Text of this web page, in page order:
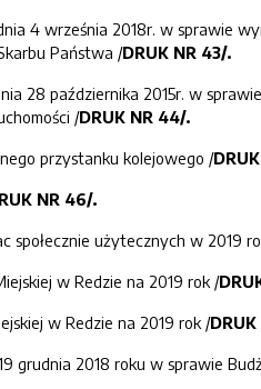
4 września 2018r. w sprawie
Państwa /DRUK NR 43/.
28 października 2015r. w
/DRUK NR 44/.
przystanku kolejowego /
NR 46/.
społecznie użytecznych w 2019
w Redzie na 2019 rok /
w Redzie na 2019 rok /
grudnia 2018 roku w sprawie